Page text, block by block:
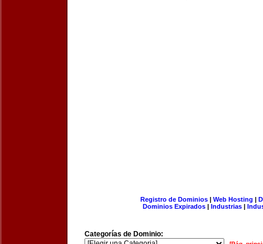
Registro de Dominios| Web Hosting |
Dominios Expirados | Industrias |
Categorías de Dominio: